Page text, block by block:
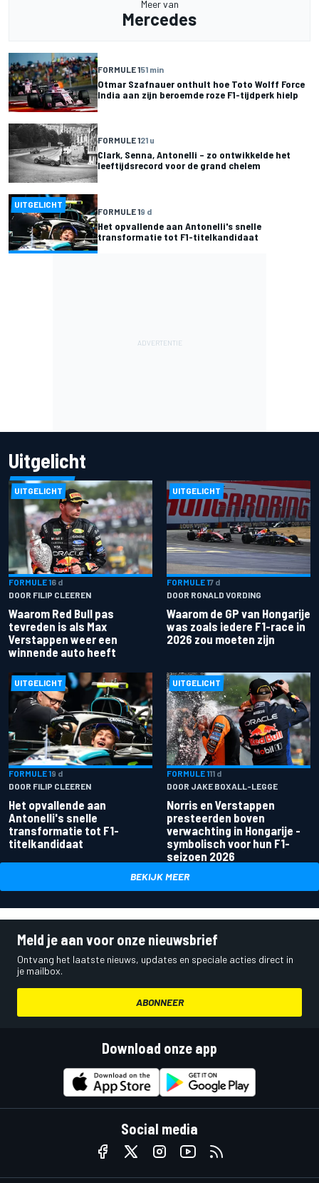
Meer van
Mercedes
FORMULE 151 min
Otmar Szafnauer onthult hoe Toto Wolff Force
India aan zijn beroemde roze F1-tijdperk hielp
FORMULE 121 u
Clark, Senna, Antonelli – zo ontwikkelde het
leeftijdsrecord voor de grand chelem
UITGELICHT
FORMULE 19 d
Het opvallende aan Antonelli's snelle
transformatie tot F1-titelkandidaat
Uitgelicht
UITGELICHT
FORMULE 16 d
DOOR FILIP CLEEREN
Waarom Red Bull pas
tevreden is als Max
Verstappen weer een
winnende auto heeft
UITGELICHT
FORMULE 17 d
DOOR RONALD VORDING
Waarom de GP van Hongarije
was zoals iedere F1-race in
2026 zou moeten zijn
UITGELICHT
FORMULE 19 d
DOOR FILIP CLEEREN
Het opvallende aan
Antonelli's snelle
transformatie tot F1-
titelkandidaat
UITGELICHT
FORMULE 111 d
DOOR JAKE BOXALL-LEGGE
Norris en Verstappen
presteerden boven
verwachting in Hongarije -
symbolisch voor hun F1-
seizoen 2026
BEKIJK MEER
Meld je aan voor onze nieuwsbrief
Ontvang het laatste nieuws, updates en speciale acties direct in
je mailbox.
ABONNEER
Download onze app
Social media